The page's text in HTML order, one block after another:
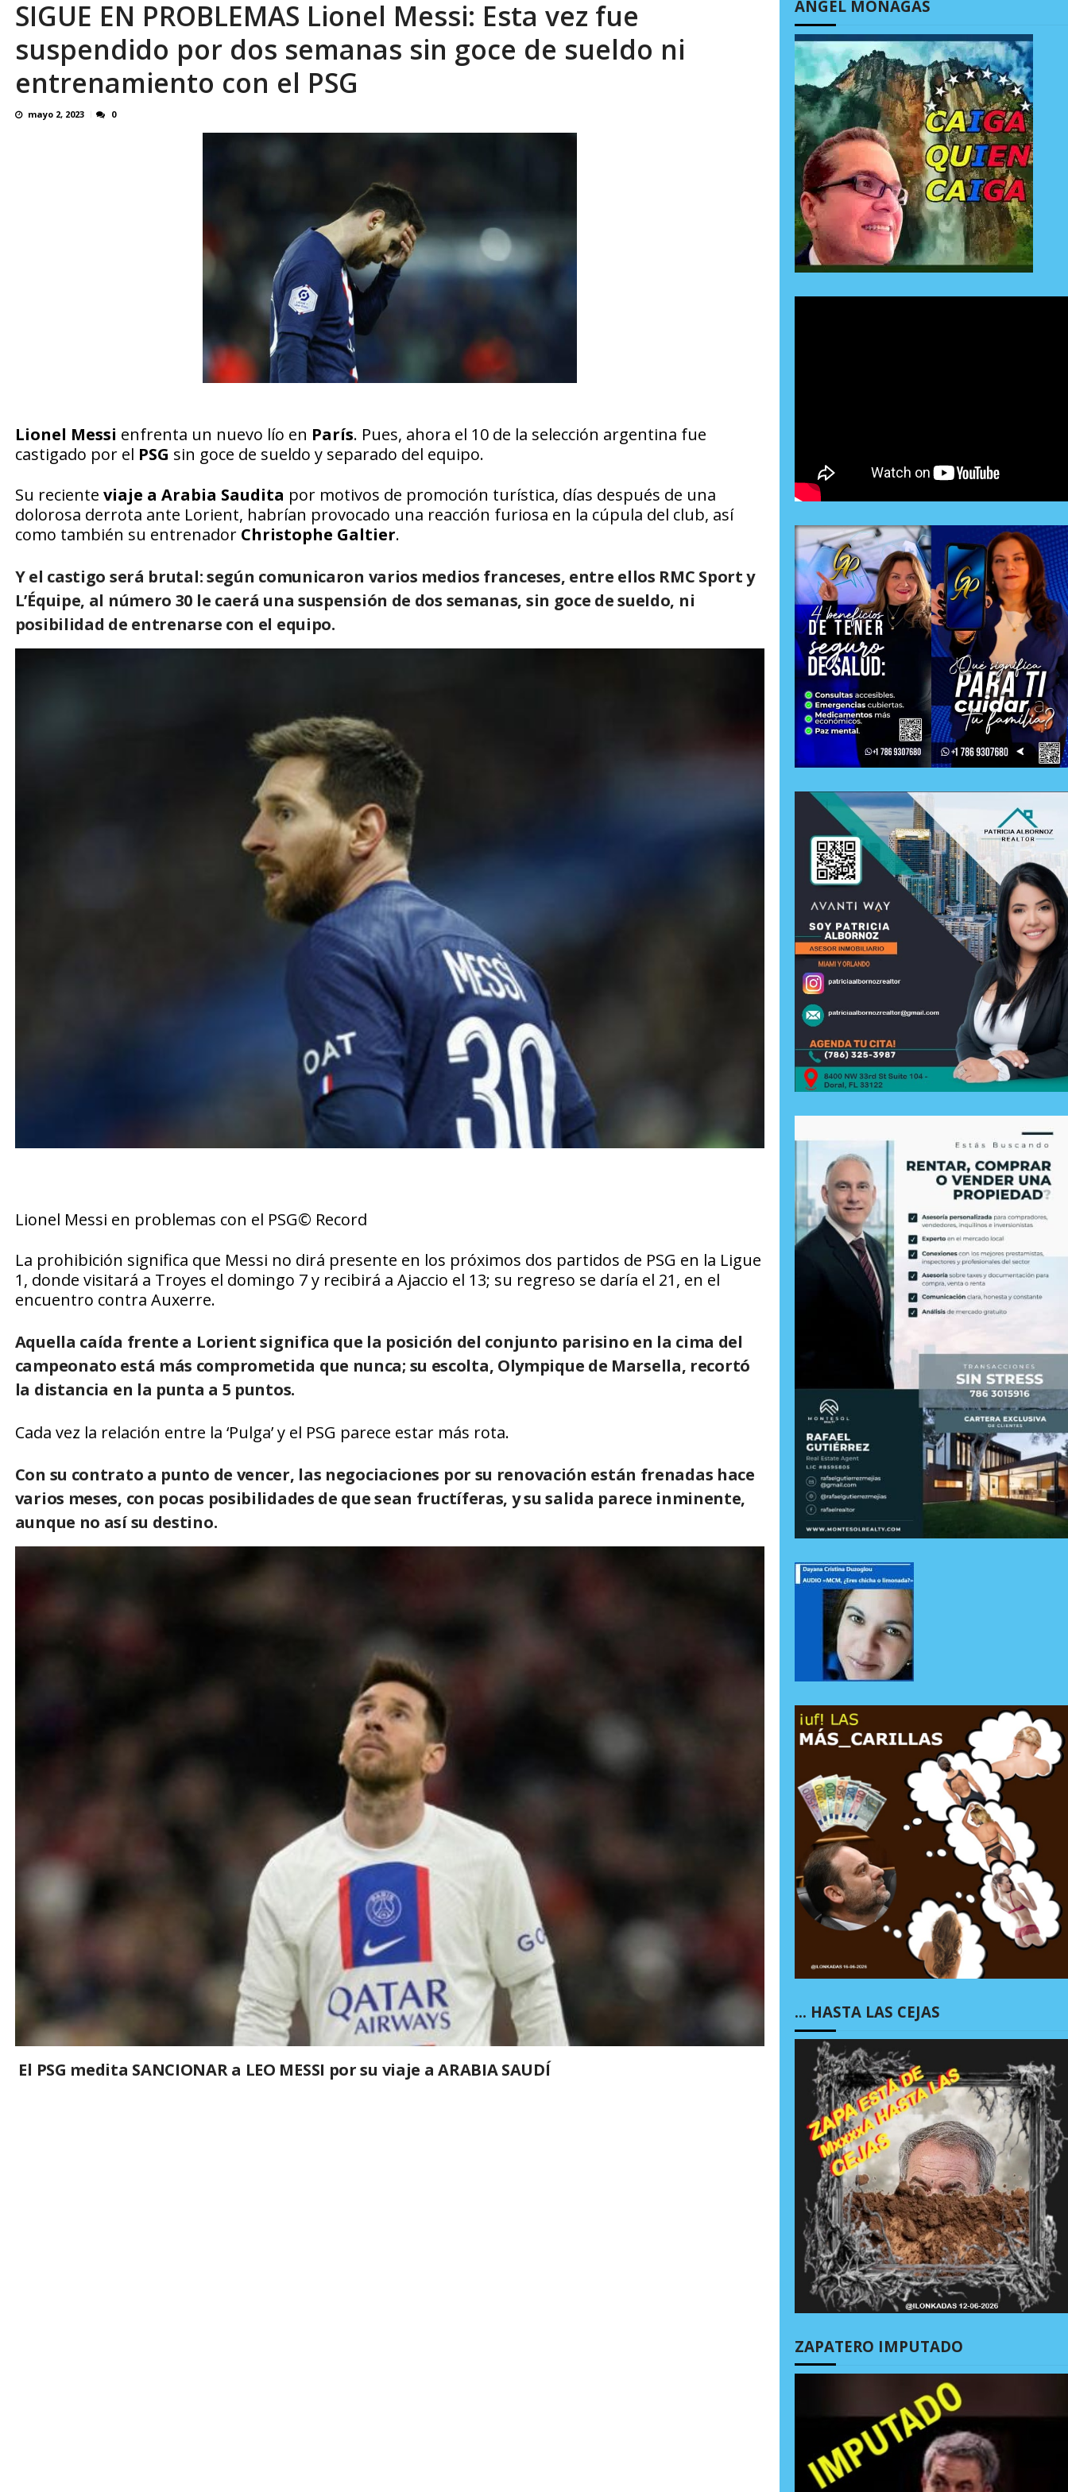
El último que apague la luz: 17 años de excusas, apagones y promesas incumplidas... AGOSTO 6, 2026
SIGUE EN PROBLEMAS Lionel Messi: Esta vez fue
suspendido por dos semanas sin goce de sueldo ni
entrenamiento con el PSG
mayo 2, 2023 0
Lionel Messi enfrenta un nuevo lío en París. Pues, ahora el 10 de la selección argentina fue
castigado por el PSG sin goce de sueldo y separado del equipo.
Su reciente viaje a Arabia Saudita por motivos de promoción turística, días después de una
dolorosa derrota ante Lorient, habrían provocado una reacción furiosa en la cúpula del club, así
como también su entrenador Christophe Galtier.
Y el castigo será brutal: según comunicaron varios medios franceses, entre ellos RMC Sport y
L’Équipe, al número 30 le caerá una suspensión de dos semanas, sin goce de sueldo, ni
posibilidad de entrenarse con el equipo.
Lionel Messi en problemas con el PSG© Record
La prohibición significa que Messi no dirá presente en los próximos dos partidos de PSG en la Ligue
1, donde visitará a Troyes el domingo 7 y recibirá a Ajaccio el 13; su regreso se daría el 21, en el
encuentro contra Auxerre.
Aquella caída frente a Lorient significa que la posición del conjunto parisino en la cima del
campeonato está más comprometida que nunca; su escolta, Olympique de Marsella, recortó
la distancia en la punta a 5 puntos.
Cada vez la relación entre la ‘Pulga’ y el PSG parece estar más rota.
Con su contrato a punto de vencer, las negociaciones por su renovación están frenadas hace
varios meses, con pocas posibilidades de que sean fructíferas, y su salida parece inminente,
aunque no así su destino.
El PSG medita SANCIONAR a LEO MESSI por su viaje a ARABIA SAUDÍ
ÁNGEL MONAGAS
… HASTA LAS CEJAS
ZAPATERO IMPUTADO